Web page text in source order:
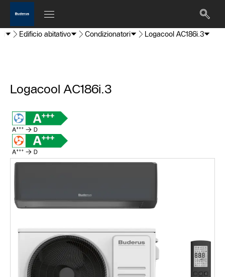
Edificio abitativo Condizionatori Logacool AC186i.3
Logacool AC186i.3